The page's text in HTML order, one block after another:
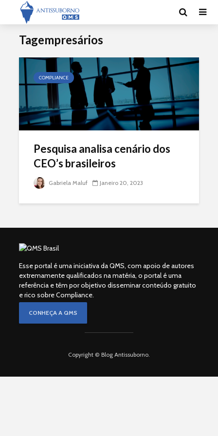
Tagempresários
COMPLIANCE
Pesquisa analisa cenário dos
CEO’s brasileiros
Gabriela Maluf Janeiro 20, 2023
Esse portal é uma iniciativa da QMS, com apoio de autores
extremamente qualificados na matéria, o portal é uma
referência e têm por objetivo disseminar conteúdo gratuito
e rico sobre Compliance.
CONHEÇA A QMS
Copyright © Blog Antissuborno.